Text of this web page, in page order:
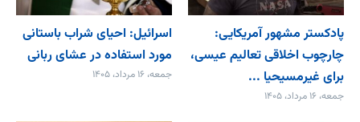
پادکستر مشهور آمریکایی:
چارچوب اخلاقی تعالیم عیسی،
برای غیرمسیحیا ...
جمعه، ۱۶ مرداد، ۱۴۰۵
اسرائیل: احیای شراب باستانی
مورد استفاده در عشای ربانی
جمعه، ۱۶ مرداد، ۱۴۰۵